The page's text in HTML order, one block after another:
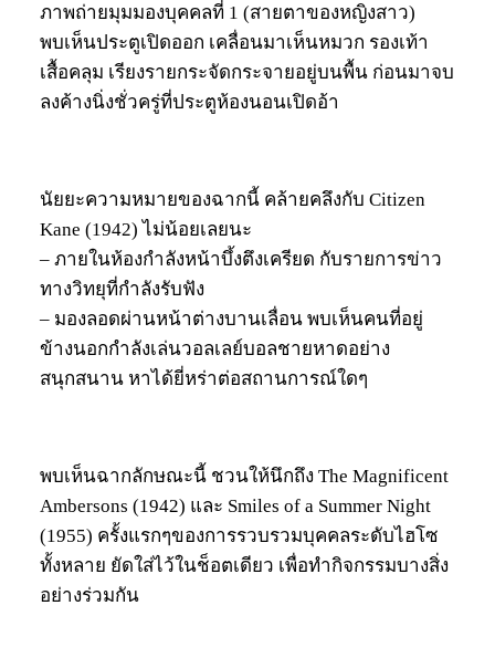
ภาพถ่ายมุมมองบุคคลที่ 1 (สายตาของหญิงสาว)
พบเห็นประตูเปิดออก เคลื่อนมาเห็นหมวก รองเท้า
เสื้อคลุม เรียงรายกระจัดกระจายอยู่บนพื้น ก่อนมาจบ
ลงค้างนิ่งชั่วครู่ที่ประตูห้องนอนเปิดอ้า
นัยยะความหมายของฉากนี้ คล้ายคลึงกับ Citizen
Kane (1942) ไม่น้อยเลยนะ
– ภายในห้องกำลังหน้าบึ้งตึงเครียด กับรายการข่าว
ทางวิทยุที่กำลังรับฟัง
– มองลอดผ่านหน้าต่างบานเลื่อน พบเห็นคนที่อยู่
ข้างนอกกำลังเล่นวอลเลย์บอลชายหาดอย่าง
สนุกสนาน หาได้ยี่หร่าต่อสถานการณ์ใดๆ
พบเห็นฉากลักษณะนี้ ชวนให้นึกถึง The Magnificent
Ambersons (1942) และ Smiles of a Summer Night
(1955) ครั้งแรกๆของการรวบรวมบุคคลระดับไฮโซ
ทั้งหลาย ยัดใส่ไว้ในช็อตเดียว เพื่อทำกิจกรรมบางสิ่ง
อย่างร่วมกัน